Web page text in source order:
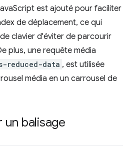
est ajouté pour faciliter
de déplacement, ce qui
clavier d'éviter de parcourir
plus, une requête média
reduced-data , est utilisée
média en un carrousel de
un balisage